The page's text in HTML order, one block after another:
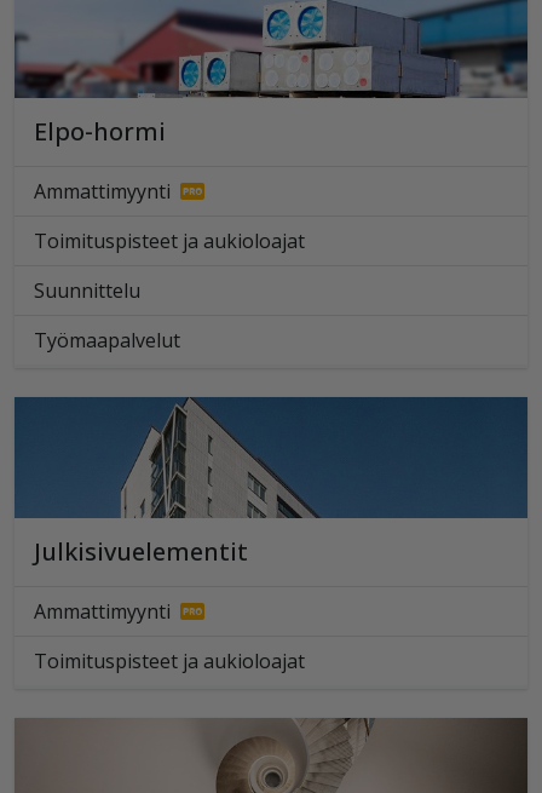
Elpo-hormi
Ammattimyynti
Toimituspisteet ja aukioloajat
Suunnittelu
Työmaapalvelut
Julkisivuelementit
Ammattimyynti
Toimituspisteet ja aukioloajat